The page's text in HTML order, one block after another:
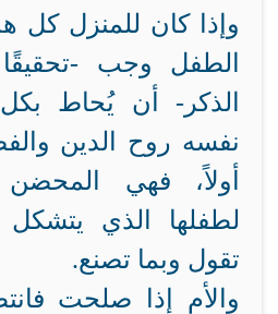
وإذا كان للمنزل كل
الطفل وجب -تحقيقًا
الذكر- أن يُحاط
نفسه روح الدين
أولاً، فهي المحضن
لطفلها الذي
تقول وبما تصنع.
والأم إذا صلحت